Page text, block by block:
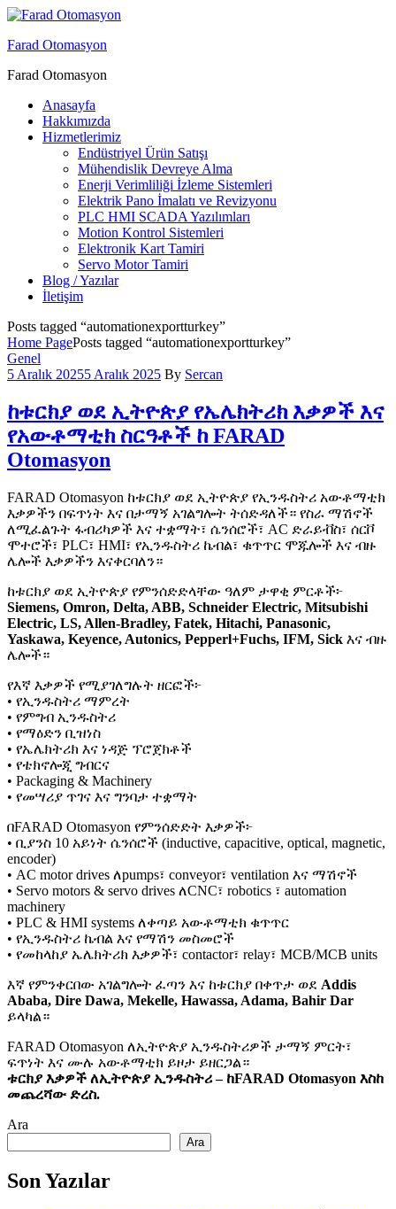
Menu
Farad Otomasyon
Farad Otomasyon
Anasayfa
Hakkımızda
Hizmetlerimiz
Endüstriyel Ürün Satışı
Mühendislik Devreye Alma
Enerji Verimliliği İzleme Sistemleri
Elektrik Pano İmalatı ve Revizyonu
PLC HMI SCADA Yazılımları
Motion Kontrol Sistemleri
Elektronik Kart Tamiri
Servo Motor Tamiri
Blog / Yazılar
İletişim
Posts tagged “automationexportturkey”
Home PagePosts tagged “automationexportturkey”
Categories
Genel
5 Aralık 20255 Aralık 2025 By Sercan
ከቱርክያ ወደ ኢትዮጵያ የኤሌክትሪክ እቃዎች እና
የአውቶማቲክ ስርዓቶች ከ FARAD
Otomasyon
FARAD Otomasyon ከቱርክያ ወደ ኢትዮጵያ የኢንዱስትሪ አውቶማቲክ
እቃዎችን በፍጥነት እና በታማኝ አገልግሎት ትሰድዳለች። የስራ ማሽኖች
ለሚፈልጉት ፋብሪካዎች እና ተቋማት፣ ሴንሰሮች፣ AC ድራይቭስ፣ ሰርቮ
ሞተሮች፣ PLC፣ HMI፣ የኢንዱስትሪ ኬብል፣ ቁጥጥር ሞጁሎች እና ብዙ
ሌሎች እቃዎችን እናቀርባለን።
ከቱርክያ ወደ ኢትዮጵያ የምንሰድድላቸው ዓለም ታዋቂ ምርቶች፦
Siemens, Omron, Delta, ABB, Schneider Electric, Mitsubishi
Electric, LS, Allen-Bradley, Fatek, Hitachi, Panasonic,
Yaskawa, Keyence, Autonics, Pepperl+Fuchs, IFM, Sick እና ብዙ
ሌሎች።
የእኛ እቃዎች የሚያገለግሉት ዘርፎች፦
• የኢንዱስትሪ ማምረት
• የምግብ ኢንዱስትሪ
• የማዕድን ቢዝነስ
• የኤሌክትሪክ እና ነዳጅ ፕሮጀክቶች
• የቴክኖሎጂ ግብርና
• Packaging & Machinery
• የመሣሪያ ጥገና እና ግንባታ ተቋማት
በFARAD Otomasyon የምንሰድድት እቃዎች፦
• ቢያንስ 10 አይነት ሴንሰሮች (inductive, capacitive, optical, magnetic,
encoder)
• AC motor drives ለpumps፣ conveyor፣ ventilation እና ማሽኖች
• Servo motors & servo drives ለCNC፣ robotics ፣ automation
machinery
• PLC & HMI systems ለቀጣይ አውቶማቲክ ቁጥጥር
• የኢንዱስትሪ ኬብል እና የማሽን መስመሮች
• የመከላከያ ኤሌክትሪክ እቃዎች፣ contactor፣ relay፣ MCB/MCB units
እኛ የምንቀርበው አገልግሎት ፈጣን እና ከቱርክያ በቀጥታ ወደ Addis
Ababa, Dire Dawa, Mekelle, Hawassa, Adama, Bahir Dar
ይላካል።
FARAD Otomasyon ለኢትዮጵያ ኢንዱስትሪዎች ታማኝ ምርት፣
ፍጥነት እና ሙሉ አውቶማቲክ ይዞታ ይዘርጋል።
ቱርክያ እቃዎች ለኢትዮጵያ ኢንዱስትሪ – ከFARAD Otomasyon እስከ
መጨረሻው ድረስ.
Ara
Ara
Son Yazılar